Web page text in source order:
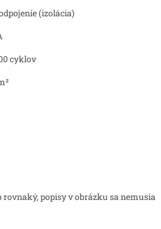
(izolácia)
cyklov
rovnaký, popisy v obrázku sa nemusia